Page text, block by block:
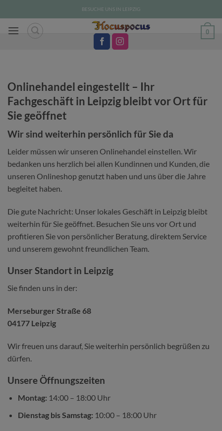
Inhalt
springen
BESUCHE UNS IN LEIPZIG
0
Onlinehandel eingestellt – Ihr
Fachgeschäft in Leipzig bleibt vor Ort für
Sie geöffnet
Wir sind weiterhin persönlich für Sie da
Leider müssen wir unseren Onlinehandel einstellen. Wir
bedanken uns herzlich bei allen Kundinnen und Kunden, die
unseren Onlineshop genutzt haben und uns über die Jahre
begleitet haben.
Die gute Nachricht: Unser lokales Geschäft in Leipzig bleibt
weiterhin für Sie geöffnet. Besuchen Sie uns vor Ort und
profitieren Sie von persönlicher Beratung, direktem Service
und unserem gewohnt freundlichen Team.
Unser Standort in Leipzig
Sie finden uns in der:
Merseburger Straße 68
04177 Leipzig
Wir freuen uns darauf, Sie weiterhin persönlich begrüßen zu
dürfen.
Unsere Öffnungszeiten
Montag: 14:00 – 18:00 Uhr
Dienstag bis Samstag: 10:00 – 18:00 Uhr